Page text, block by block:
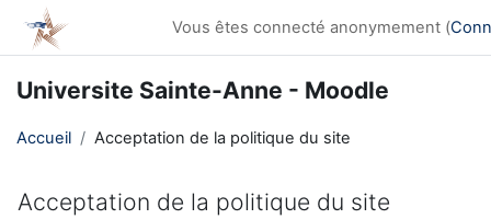
Passer au contenu principal
Vous êtes connecté anonymement (
Universite Sainte-Anne - Moodle
Accueil Acceptation de la politique du site
Acceptation de la politique du site